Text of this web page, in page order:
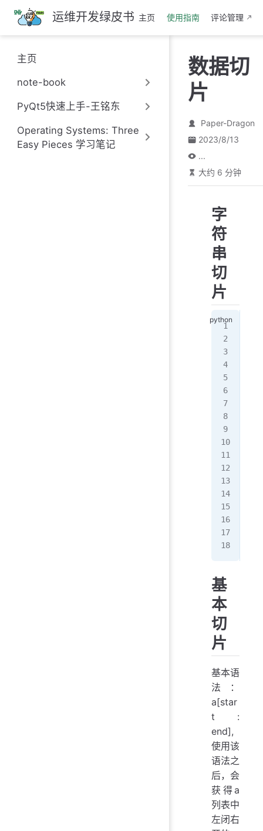
跳
至
主
要
內
运维开发绿皮书 主页 使用指南 评论管理
主页
note-book
PyQt5快速上手-王铭东
Operating Systems: Three
Easy Pieces 学习笔记
数据切
片
Paper-Dragon
2023/8/13
...
大约 6 分钟
字
符
串
切
片
基
本
切
片
基本语
法：
a[star
t :
end],
使用该
语法之
后，会
获得a
列表中
左闭右